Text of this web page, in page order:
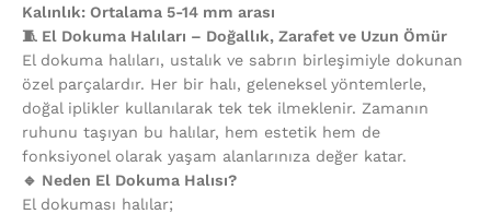
Kalınlık: Ortalama 5-14 mm arası
🧵 El Dokuma Halıları – Doğallık, Zarafet ve Uzun Ömür
El dokuma halıları, ustalık ve sabrın birleşimiyle dokunan
özel parçalardır. Her bir halı, geleneksel yöntemlerle,
doğal iplikler kullanılarak tek tek ilmeklenir. Zamanın
ruhunu taşıyan bu halılar, hem estetik hem de
fonksiyonel olarak yaşam alanlarınıza değer katar.
🔹 Neden El Dokuma Halısı?
El dokuması halılar;